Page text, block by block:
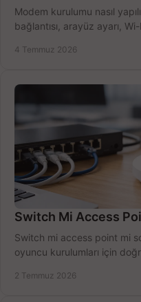
Modem kurulumu nasıl
bağlantısı, arayüz ayarı,
4 Temmuz 2026
Switch Mi Access
Switch mi access point mi
oyuncu kurulumları için
2 Temmuz 2026